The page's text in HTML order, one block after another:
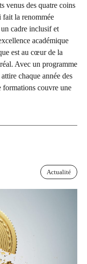
venus des quatre coins
fait la renommée
cadre inclusif et
académique
est au cœur de la
Avec un programme
chaque année des
formations couvre une
Actualité